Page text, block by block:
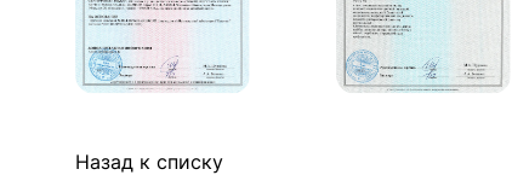
Назад к списку